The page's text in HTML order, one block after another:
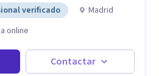
verificado
Madrid
online
Contactar